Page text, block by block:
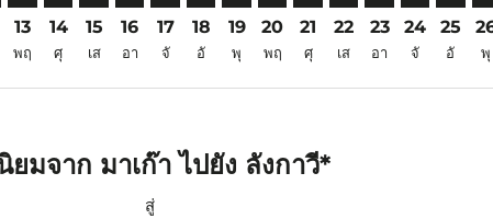
13
พฤ
14
ศุ
15
เส
16
อา
17
จั
18
อั
19
พุ
20
พฤ
21
ศุ
22
เส
23
อา
24
จั
25
อั พุ
ยมจาก มาเก๊า ไปยัง ลังกาวี*
สู่